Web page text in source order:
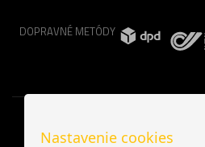
DOPRAVNÉ METÓDY
Nastavenie cookies